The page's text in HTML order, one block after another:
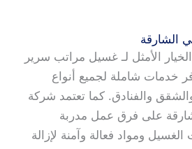
الشارقة
الأمثل لـ غسيل مراتب سرير
خدمات شاملة لجميع أنواع
والفنادق. كما تعتمد شركة
على فرق عمل مدربة
ومواد فعالة وآمنة لإزالة